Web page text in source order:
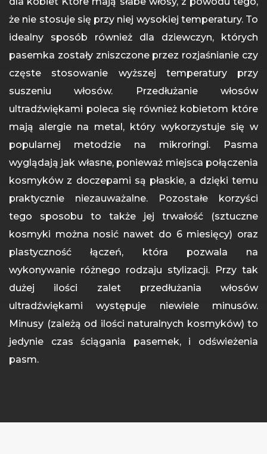
że nie stosuje się przy niej wysokiej temperatury. To
idealny sposób również dla dziewczyn, których
pasemka zostały zniszczone przez rozjaśnianie czy
częste stosowanie wyższej temperatury przy
suszeniu włosów. Przedłużanie włosów
ultradźwiękami poleca się również kobietom które
mają alergie na metal, który wykorzystuje się w
popularnej metodzie na mikroringi. Pasma
wyglądają jak własne, ponieważ miejsca połączenia
kosmyków z doczepami są płaskie, a dzięki temu
praktycznie niezauważalne. Pozostałe korzyści
tego sposobu to także jej trwałość (sztuczne
kosmyki można nosić nawet do 6 miesięcy) oraz
plastyczność łączeń, która pozwala na
wykonywanie różnego rodzaju stylizacji. Przy tak
dużej ilości zalet przedłużania włosów
ultradźwiękami występuje niewiele minusów.
Minusy (zależą od ilości naturalnych kosmyków) to
jedynie czas ściągania pasemek, i odświeżenia
pasm.